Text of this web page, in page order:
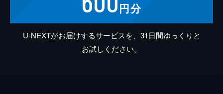
円分
U-NEXTがお届けするサービスを、31日間ゆっくりと
お試しください。